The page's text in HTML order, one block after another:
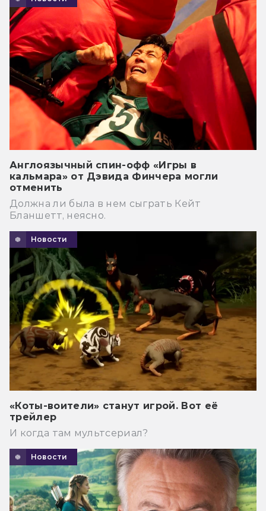
Англоязычный спин-офф «Игры в
кальмара» от Дэвида Финчера могли
отменить
Должна ли была в нем сыграть Кейт
Бланшетт, неясно.
Новости
«Коты-воители» станут игрой. Вот её
трейлер
И когда там мультсериал?
Новости